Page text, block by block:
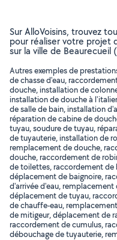
Sur AlloVoisins, trouvez
pour réaliser votre projet
sur la ville de Beaurecueil
Autres exemples de
de chasse d'eau,
douche, installation de
installation de douche à
de salle de bain, installation
réparation de cabine de
tuyau, soudure de tuyau,
de tuyauterie, installation de
remplacement de douche,
douche, raccordement de
de toilettes, raccordement de
déplacement de baignoire,
d'arrivée d'eau,
déplacement de tuyau,
de chauffe-eau,
de mitigeur, déplacement de
raccordement de cumulus,
débouchage de tuyauterie,